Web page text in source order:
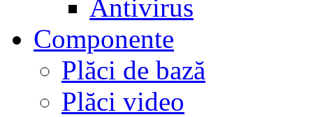
Antivirus
Componente
Plăci de bază
Plăci video